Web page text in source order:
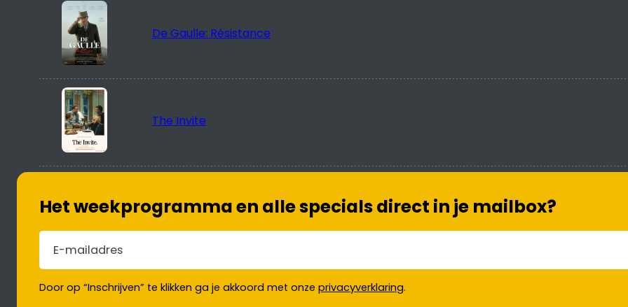
De Gaulle: Résistance
The Invite
Het weekprogramma en alle specials direct in je mailbox?
E-mailadres
Door op “Inschrijven” te klikken ga je akkoord met onze privacyverklaring.